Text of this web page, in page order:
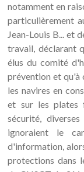
notamment en
particulièrement
Jean-Louis B... et
travail, déclarant
élus du comité
prévention et
les navires en
et sur les plates
sécurité,
ignoraient le
d'information,
protections dans